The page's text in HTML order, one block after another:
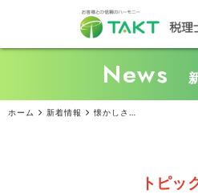
News
ホーム 新着情報 懐かしさを呼び起こすノスタルジーマーケティングが人気の秘密
トピッ